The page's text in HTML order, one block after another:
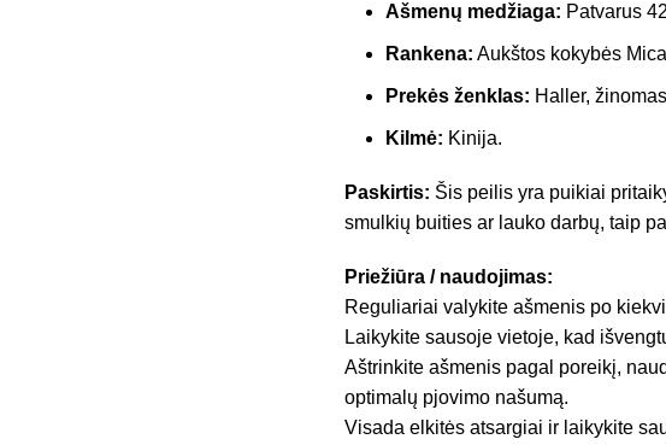
Ašmenų medžiaga: Patvarus
Rankena: Aukštos kokybės
Prekės ženklas: Haller,
Kilmė: Kinija.
Paskirtis: Šis peilis yra puikiai
smulkių buities ar lauko darbų, taip
Priežiūra / naudojimas:
Reguliariai valykite ašmenis po
Laikykite sausoje vietoje, kad
Aštrinkite ašmenis pagal poreikį,
optimalų pjovimo našumą.
Visada elkitės atsargiai ir laikykite